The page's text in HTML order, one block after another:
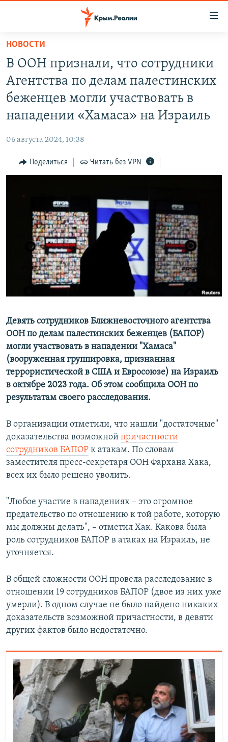
Вернуться
основному
содержанию
Вернутся
главной
Вернутся
поиску
СПЕЦПРОЕКТЫ
КАРТА ВОЕННЫХ ОБЪЕКТОВ КРЫМА
ВОДА
ИНТЕРАКТИВ
ИНФОГРАФИКА
СОВЕТЫ ПРАВОЗАЩИТНИКОВ
ПРОПАВШИЕ БЕЗ ВЕСТИ
ПОБЕДИТЕЛЕЙ НЕ СУДЯТ?
КРЫМ.НЕПОКОРЕННЫЙ
ELIFBE
РАДІО СВОБОДА
КАК ОБОЙТИ БЛОКИРОВКУ
Qırımtatar
ПРИСОЕДИНЯЙТЕСЬ!
НОВОСТИ
В ООН признали, что сотрудники
Агентства по делам палестинских
беженцев могли участвовать в
нападении «Хамаса» на Израиль
06 августа 2024, 10:38
Поделиться Читать без VPN
Девять сотрудников Ближневосточного агентства
ООН по делам палестинских беженцев (БАПОР)
могли участвовать в нападении "Хамаса"
(вооруженная группировка, признанная
террористической в США и Евросоюзе) на Израиль
в октябре 2023 года. Об этом сообщила ООН по
результатам своего расследования.
В организации отметили, что нашли "достаточные"
доказательства возможной причастности
сотрудников БАПОР к атакам. По словам
заместителя пресс-секретаря ООН Фархана Хака,
всех их было решено уволить.
"Любое участие в нападениях – это огромное
предательство по отношению к той работе, которую
мы должны делать", – отметил Хак. Какова была
роль сотрудников БАПОР в атаках на Израиль, не
уточняется.
В общей сложности ООН провела расследование в
отношении 19 сотрудников БАПОР (двое из них уже
умерли). В одном случае не было найдено никаких
доказательств возможной причастности, в девяти
других фактов было недостаточно.